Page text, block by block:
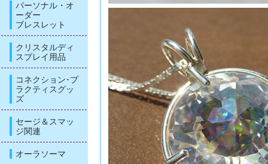
パーソナル・オ
ーダー
ブレスレット
クリスタルディ
スプレイ用品
コネクション･プ
ラクティスグッ
ズ
セージ＆スマッ
ジ関連
オーラソーマ